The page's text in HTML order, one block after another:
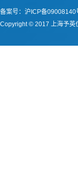
备案号：沪ICP备09008140
Copyright © 2017 上海予英